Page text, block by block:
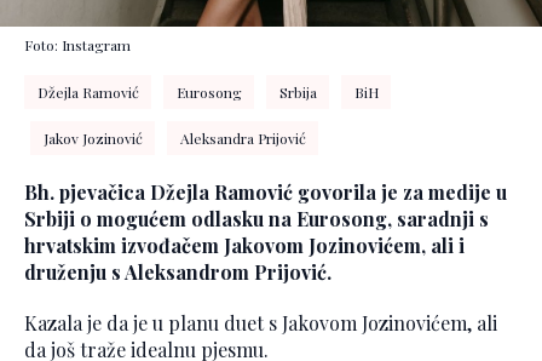
Foto: Instagram
Džejla Ramović Eurosong Srbija BiH
Jakov Jozinović Aleksandra Prijović
Bh. pjevačica Džejla Ramović govorila je za medije u
Srbiji o mogućem odlasku na Eurosong, saradnji s
hrvatskim izvođačem Jakovom Jozinovićem, ali i
druženju s Aleksandrom Prijović.
Kazala je da je u planu duet s Jakovom Jozinovićem, ali
da još traže idealnu pjesmu.